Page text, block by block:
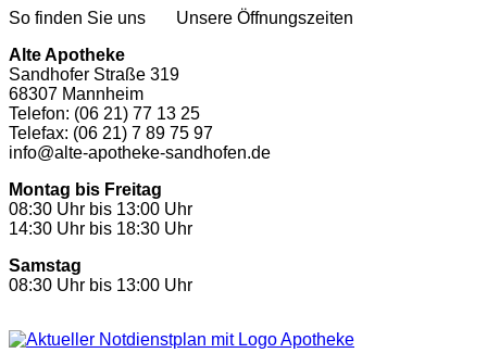
So finden Sie uns
Unsere Öffnungszeiten
Alte Apotheke
Sandhofer Straße 319
68307 Mannheim
Telefon: (06 21) 77 13 25
Telefax: (06 21) 7 89 75 97
info@alte-apotheke-sandhofen.de
Montag bis Freitag
08:30 Uhr bis 13:00 Uhr
14:30 Uhr bis 18:30 Uhr
Samstag
08:30 Uhr bis 13:00 Uhr